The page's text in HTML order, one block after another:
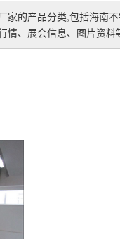
家的产品分类,包括海南
情、展会信息、图片资